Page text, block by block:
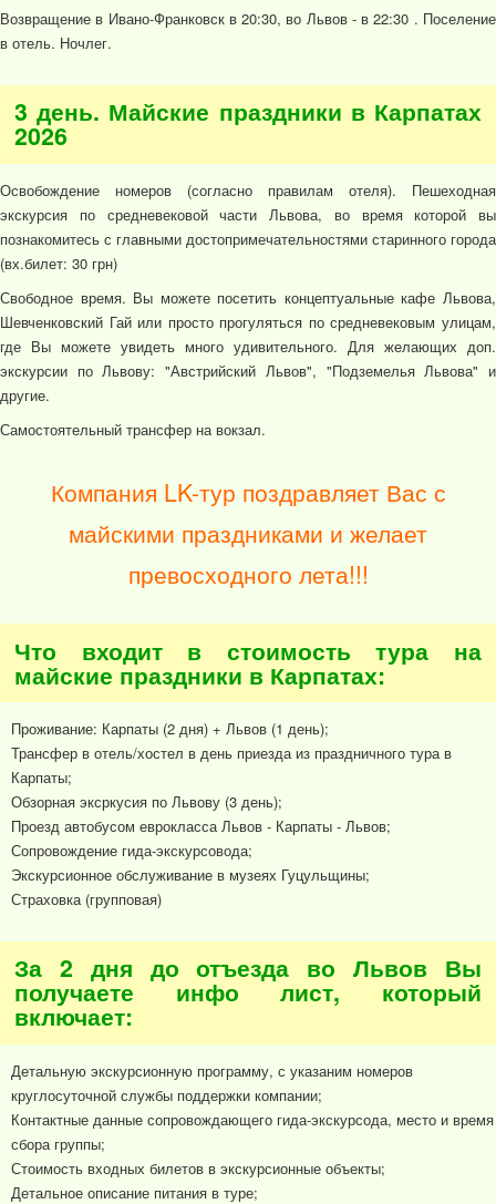
Возвращение в Ивано-Франковск в 20:30, во Львов - в 22:30 . Поселение
в отель. Ночлег.
3 день. Майские праздники в Карпатах
2026
Освобождение номеров (согласно правилам отеля). Пешеходная
экскурсия по средневековой части Львова, во время которой вы
познакомитесь с главными достопримечательностями старинного города
(вх.билет: 30 грн)
Свободное время. Вы можете посетить концептуальные кафе Львова,
Шевченковский Гай или просто прогуляться по средневековым улицам,
где Вы можете увидеть много удивительного. Для желающих доп.
экскурсии по Львову: "Австрийский Львов", "Подземелья Львова" и
другие.
Самостоятельный трансфер на вокзал.
Компания LK-тур поздравляет Вас с
майскими праздниками и желает
превосходного лета!!!
Что входит в стоимость тура на
майские праздники в Карпатах:
Проживание: Карпаты (2 дня) + Львов (1 день);
Трансфер в отель/хостел в день приезда из праздничного тура в
Карпаты;
Обзорная эксркусия по Львову (3 день);
Проезд автобусом еврокласса Львов - Карпаты - Львов;
Сопровождение гида-экскурсовода;
Экскурсионное обслуживание в музеях Гуцульщины;
Страховка (групповая)
За 2 дня до отъезда во Львов Вы
получаете инфо лист, который
включает:
Детальную экскурсионную программу, с указаним номеров
круглосуточной службы поддержки компании;
Контактные данные сопровождающего гида-экскурсода, место и время
сбора группы;
Стоимость входных билетов в экскурсионные объекты;
Детальное описание питания в туре;